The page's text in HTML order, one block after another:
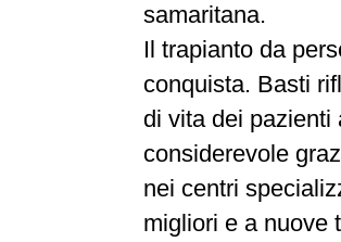
samaritana.
Il trapianto da
conquista. Basti
di vita dei pazienti
considerevole
nei centri
migliori e a nuove